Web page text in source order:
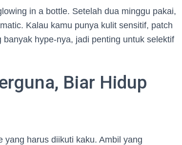
in a bottle. Setelah dua minggu pakai,
Kalau kamu punya kulit sensitif, patch
hype-nya, jadi penting untuk selektif
Biar Hidup
harus diikuti kaku. Ambil yang